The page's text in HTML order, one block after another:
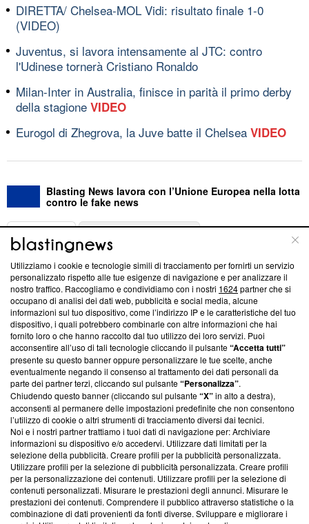
DIRETTA/ Chelsea-MOL Vidi: risultato finale 1-0
(VIDEO)
Juventus, si lavora intensamente al JTC: contro
l'Udinese tornerà Cristiano Ronaldo
Milan-Inter in Australia, finisce in parità il primo derby
della stagione VIDEO
Eurogol di Zhegrova, la Juve batte il Chelsea VIDEO
Blasting News lavora con l’Unione Europea nella lotta
contro le fake news
ABOUT
Questa sezione offre informazioni trasparenti su Blasting
News, sui nostri processi editoriali e su come ci impegniamo a
creare news di qualità. Inoltre, afferma la nostra aderenza a
‘Trust Project - News with Integrity’Blasting News non è
ancora membro del programma, ma ha richiesto di farne
parte; Trust Project non ha ancora effettuato una verifica di
conformità agli standard.
Su di noi
Team editoriale
Corporate
Redazione
Informativa Privacy
Cookie Policy
Utilizziamo i cookie e tecnologie simili di tracciamento per fornirti un servizio
personalizzato rispetto alle tue esigenze di navigazione e per analizzare il
nostro traffico. Raccogliamo e condividiamo con i nostri 1624partner che si
occupano di analisi dei dati web, pubblicità e social media, alcune
informazioni sul tuo dispositivo, come l’indirizzo IP e le caratteristiche del tuo
dispositivo, i quali potrebbero combinarle con altre informazioni che hai
fornito loro o che hanno raccolto dal tuo utilizzo dei loro servizi. Puoi
acconsentire all’uso di tali tecnologie cliccando il pulsante“Accetta tutti”
presente su questo banner oppure personalizzare le tue scelte, anche
eventualmente negando il consenso al trattamento dei dati personali da
parte dei partner terzi, cliccando sul pulsante“Personalizza”.
Chiudendo questo banner (cliccando sul pulsante“X”in alto a destra),
acconsenti al permanere delle impostazioni predefinite che non consentono
l’utilizzo di cookie o altri strumenti di tracciamento diversi dai tecnici.
Noi e i nostri partner trattiamo i tuoi dati di navigazione per: Archiviare
informazioni su dispositivo e/o accedervi. Utilizzare dati limitati per la
selezione della pubblicità. Creare profili per la pubblicità personalizzata.
Utilizzare profili per la selezione di pubblicità personalizzata. Creare profili
per la personalizzazione dei contenuti. Utilizzare profili per la selezione di
contenuti personalizzati. Misurare le prestazioni degli annunci. Misurare le
prestazioni dei contenuti. Comprendere il pubblico attraverso statistiche o la
combinazione di dati provenienti da fonti diverse. Sviluppare e migliorare i